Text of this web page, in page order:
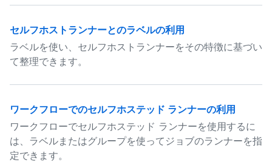
セルフホストランナーとのラベルの利用
ラベルを使い、セルフホストランナーをその特徴に基づい
て整理できます。
ワークフローでのセルフホステッド ランナーの利用
ワークフローでセルフホステッド ランナーを使用するに
は、ラベルまたはグループを使ってジョブのランナーを指
定できます。